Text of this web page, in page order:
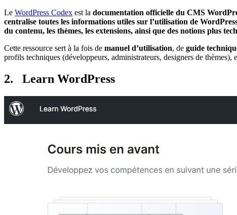
Le WordPress Codex est la documentation officielle du CMS
centralise toutes les informations utiles sur l’utilisation de
du contenu, les thèmes, les extensions, ainsi que des notions plus
Cette ressource sert à la fois de manuel d’utilisation, de guide
profils techniques (développeurs, administrateurs, designers de
2. Learn WordPress